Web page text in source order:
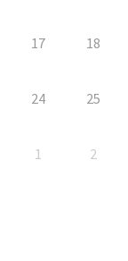
17 18
24 25
1 2